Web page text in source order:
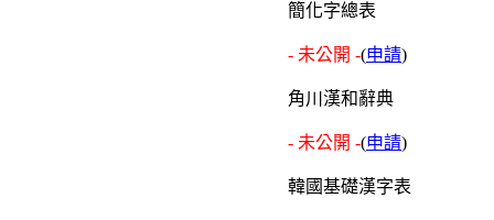
簡化字總表
- 未公開 -(申請)
角川漢和辭典
- 未公開 -(申請)
韓國基礎漢字表